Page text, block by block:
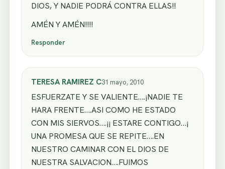
DIOS, Y NADIE PODRÁ CONTRA ELLAS!!
AMÉN Y AMÉN!!!!
Responder
TERESA RAMIREZ C31 mayo, 2010
ESFUERZATE Y SE VALIENTE….¡NADIE TE
HARA FRENTE….ASI COMO HE ESTADO
CON MIS SIERVOS….¡¡ ESTARE CONTIGO…¡
UNA PROMESA QUE SE REPITE….EN
NUESTRO CAMINAR CON EL DIOS DE
NUESTRA SALVACION….FUIMOS